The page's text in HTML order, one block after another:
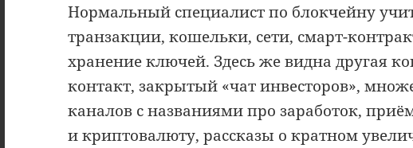
Нормальный специалист по блокчейну
транзакции, кошельки, сети, смарт-
хранение ключей. Здесь же видна другая
контакт, закрытый «чат инвесторов»,
каналов с названиями про заработок,
и криптовалюту, рассказы о кратном